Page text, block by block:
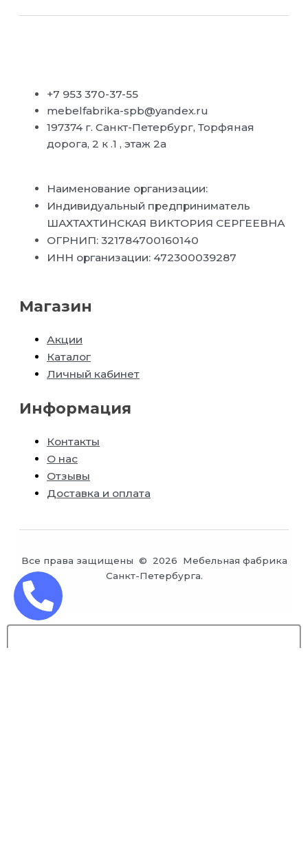
+7 953 370-37-55
mebelfabrika-spb@yandex.ru
197374 г. Санкт-Петербург, Торфяная
дорога, 2 к .1 , этаж 2а
Наименование организации:
Индивидуальный предприниматель
ШАХТАХТИНСКАЯ ВИКТОРИЯ СЕРГЕЕВНА
ОГРНИП: 321784700160140
ИНН организации: 472300039287
Магазин
Акции
Каталог
Личный кабинет
Информация
Контакты
О нас
Отзывы
Доставка и оплата
Все права защищены © 2026 Мебельная фабрика
Санкт-Петербурга.